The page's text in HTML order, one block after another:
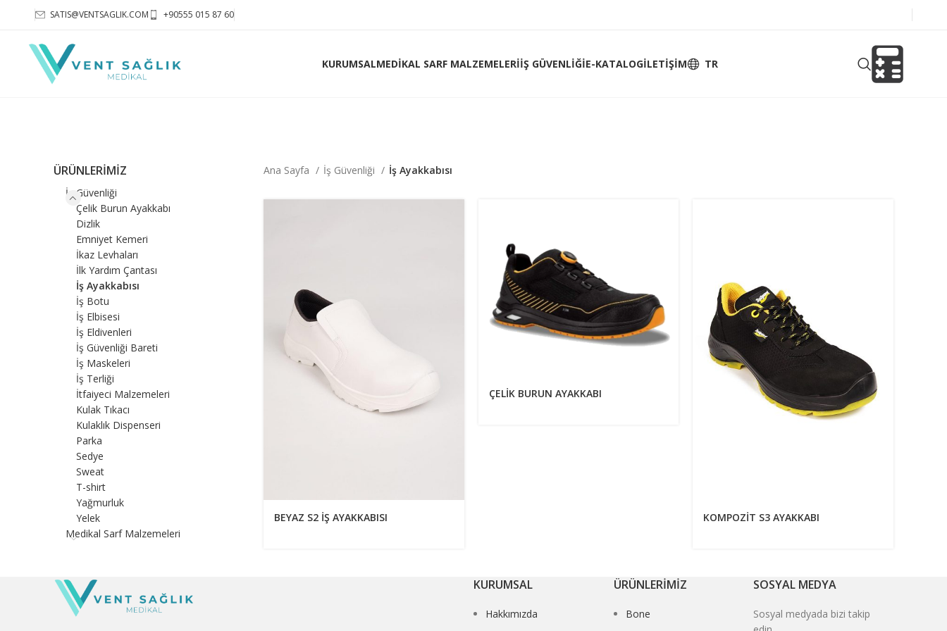
SATIS@VENTSAGLIK.COM +90555 015 87 60
KURUMSALMEDIKAL SARF MALZEMELERIİŞ GÜVENLIĞIE-KATALOGİLETIŞIM TR
ÜRÜNLERİMİZ
İş Güvenliği
Çelik Burun Ayakkabı
Dizlik
Emniyet Kemeri
İkaz Levhaları
İlk Yardım Çantası
İş Ayakkabısı
İş Botu
İş Elbisesi
İş Eldivenleri
İş Güvenliği Bareti
İş Maskeleri
İş Terliği
İtfaiyeci Malzemeleri
Kulak Tıkacı
Kulaklık Dispenseri
Parka
Sedye
Sweat
T-shirt
Yağmurluk
Yelek
Medikal Sarf Malzemeleri
Ana Sayfa İş Güvenliği İş Ayakkabısı
BEYAZ S2 İŞ AYAKKABISI
ÇELİK BURUN AYAKKABI
KOMPOZIT S3 AYAKKABI
KURUMSAL
Hakkımızda
ÜRÜNLERİMİZ
Bone
SOSYAL MEDYA
Sosyal medyada bizi takip